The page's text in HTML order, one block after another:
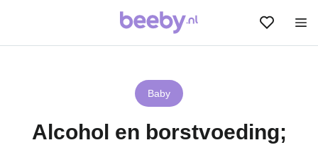
Baby
Alcohol en borstvoeding;